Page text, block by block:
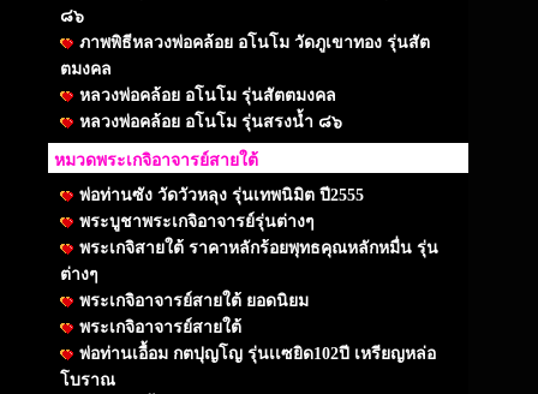
๘๖
ภาพพิธีหลวงพ่อคล้อย อโนโม วัดภูเขาทอง รุ่นสัต
ตมงคล
หลวงพ่อคล้อย อโนโม รุ่นสัตตมงคล
หลวงพ่อคล้อย อโนโม รุ่นสรงน้ำ ๘๖
หมวดพระเกจิอาจารย์สายใต้
พ่อท่านซัง วัดวัวหลุง รุ่นเทพนิมิต ปี2555
พระบูชาพระเกจิอาจารย์รุ่นต่างๆ
พระเกจิสายใต้ ราคาหลักร้อยพุทธคุณหลักหมื่น รุ่น
ต่างๆ
พระเกจิอาจารย์สายใต้ ยอดนิยม
พระเกจิอาจารย์สายใต้
พ่อท่านเอื้อม กตปุญโญ รุ่นเเซยิด102ปี เหรียญหล่อ
โบราณ